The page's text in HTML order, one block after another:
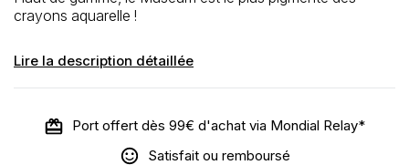
crayons aquarelle !
Lire la description détaillée
Port offert dès 99€ d'achat via Mondial Relay*
Satisfait ou remboursé